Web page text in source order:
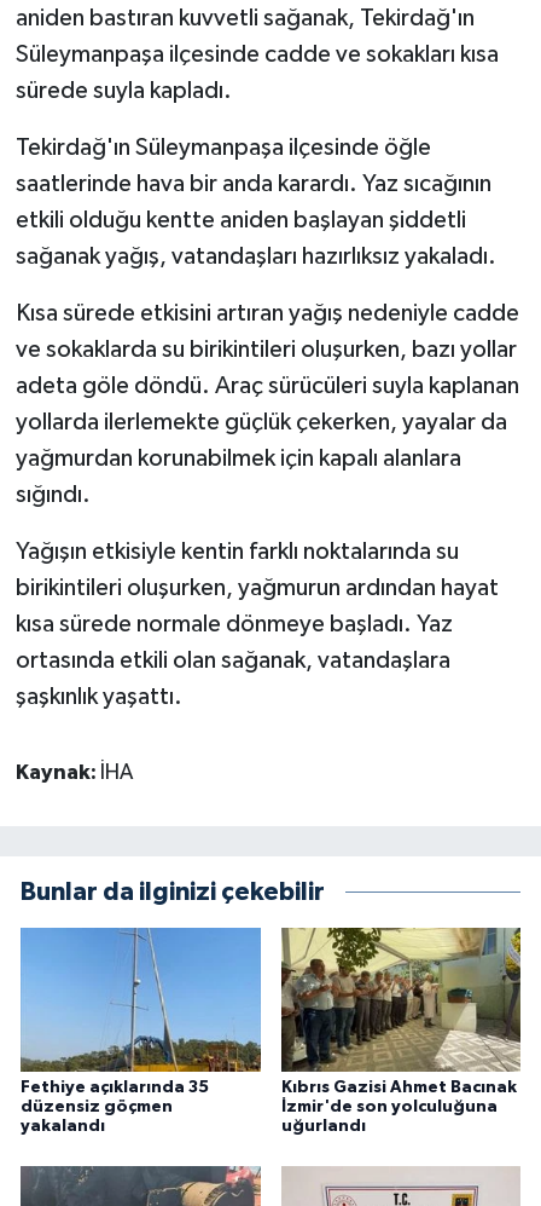
aniden bastıran kuvvetli sağanak, Tekirdağ'ın
Süleymanpaşa ilçesinde cadde ve sokakları kısa
sürede suyla kapladı.
Tekirdağ'ın Süleymanpaşa ilçesinde öğle
saatlerinde hava bir anda karardı. Yaz sıcağının
etkili olduğu kentte aniden başlayan şiddetli
sağanak yağış, vatandaşları hazırlıksız yakaladı.
Kısa sürede etkisini artıran yağış nedeniyle cadde
ve sokaklarda su birikintileri oluşurken, bazı yollar
adeta göle döndü. Araç sürücüleri suyla kaplanan
yollarda ilerlemekte güçlük çekerken, yayalar da
yağmurdan korunabilmek için kapalı alanlara
sığındı.
Yağışın etkisiyle kentin farklı noktalarında su
birikintileri oluşurken, yağmurun ardından hayat
kısa sürede normale dönmeye başladı. Yaz
ortasında etkili olan sağanak, vatandaşlara
şaşkınlık yaşattı.
Kaynak: İHA
Bunlar da ilginizi çekebilir
Fethiye açıklarında 35
düzensiz göçmen
yakalandı
Kıbrıs Gazisi Ahmet Bacınak
İzmir'de son yolculuğuna
uğurlandı
Yerel